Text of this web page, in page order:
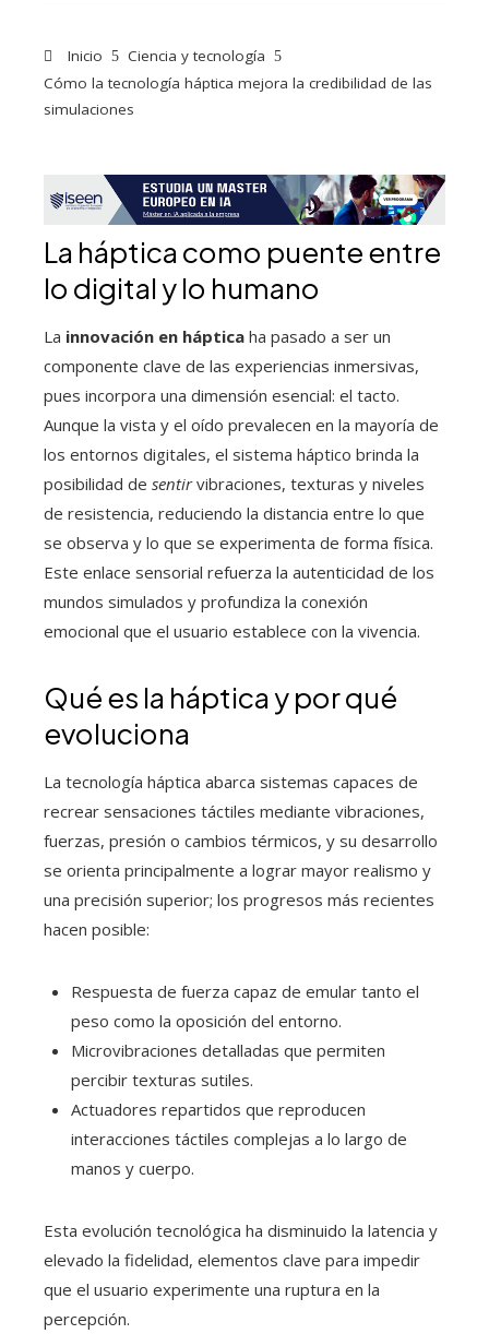
Inicio
Ciencia y tecnología
Cómo la tecnología háptica mejora la credibilidad de las
simulaciones
La háptica como puente entre
lo digital y lo humano
La innovación en háptica ha pasado a ser un
componente clave de las experiencias inmersivas,
pues incorpora una dimensión esencial: el tacto.
Aunque la vista y el oído prevalecen en la mayoría de
los entornos digitales, el sistema háptico brinda la
posibilidad de sentirvibraciones, texturas y niveles
de resistencia, reduciendo la distancia entre lo que
se observa y lo que se experimenta de forma física.
Este enlace sensorial refuerza la autenticidad de los
mundos simulados y profundiza la conexión
emocional que el usuario establece con la vivencia.
Qué es la háptica y por qué
evoluciona
La tecnología háptica abarca sistemas capaces de
recrear sensaciones táctiles mediante vibraciones,
fuerzas, presión o cambios térmicos, y su desarrollo
se orienta principalmente a lograr mayor realismo y
una precisión superior; los progresos más recientes
hacen posible:
Respuesta de fuerza capaz de emular tanto el
peso como la oposición del entorno.
Microvibraciones detalladas que permiten
percibir texturas sutiles.
Actuadores repartidos que reproducen
interacciones táctiles complejas a lo largo de
manos y cuerpo.
Esta evolución tecnológica ha disminuido la latencia y
elevado la fidelidad, elementos clave para impedir
que el usuario experimente una ruptura en la
percepción.